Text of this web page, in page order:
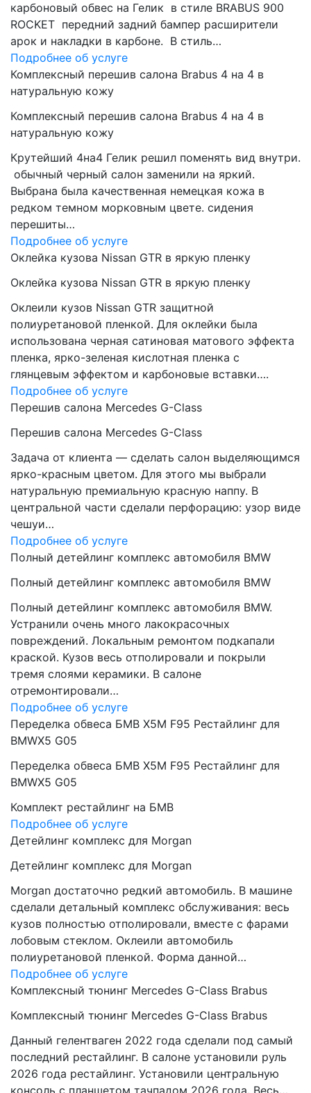
карбоновый обвес на Гелик в стиле BRABUS 900
ROCKET передний задний бампер расширители
арок и накладки в карбоне. В стиль…
Подробнее об услуге
Комплексный перешив салона Brabus 4 на 4 в
натуральную кожу
Комплексный перешив салона Brabus 4 на 4 в
натуральную кожу
Крутейший 4на4 Гелик решил поменять вид внутри.
обычный черный салон заменили на яркий.
Выбрана была качественная немецкая кожа в
редком темном морковным цвете. сидения
перешиты…
Подробнее об услуге
Оклейка кузова Nissan GTR в яркую пленку
Оклейка кузова Nissan GTR в яркую пленку
Оклеили кузов Nissan GTR защитной
полиуретановой пленкой. Для оклейки была
использована черная сатиновая матового эффекта
пленка, ярко-зеленая кислотная пленка с
глянцевым эффектом и карбоновые вставки….
Подробнее об услуге
Перешив салона Mercedes G-Class
Перешив салона Mercedes G-Class
Задача от клиента — сделать салон выделяющимся
ярко-красным цветом. Для этого мы выбрали
натуральную премиальную красную наппу. В
центральной части сделали перфорацию: узор виде
чешуи…
Подробнее об услуге
Полный детейлинг комплекс автомобиля BMW
Полный детейлинг комплекс автомобиля BMW
Полный детейлинг комплекс автомобиля BMW.
Устранили очень много лакокрасочных
повреждений. Локальным ремонтом подкапали
краской. Кузов весь отполировали и покрыли
тремя слоями керамики. В салоне
отремонтировали…
Подробнее об услуге
Переделка обвеса БМВ Х5М F95 Рестайлинг для
BMWX5 G05
Переделка обвеса БМВ Х5М F95 Рестайлинг для
BMWX5 G05
Комплект рестайлинг на БМВ
Подробнее об услуге
Детейлинг комплекс для Morgan
Детейлинг комплекс для Morgan
Morgan достаточно редкий автомобиль. В машине
сделали детальный комплекс обслуживания: весь
кузов полностью отполировали, вместе с фарами
лобовым стеклом. Оклеили автомобиль
полиуретановой пленкой. Форма данной…
Подробнее об услуге
Комплексный тюнинг Mercedes G-Class Brabus
Комплексный тюнинг Mercedes G-Class Brabus
Данный гелентваген 2022 года сделали под самый
последний рестайлинг. В салоне установили руль
2026 года рестайлинг. Установили центральную
консоль с планшетом тачпадом 2026 года. Весь…